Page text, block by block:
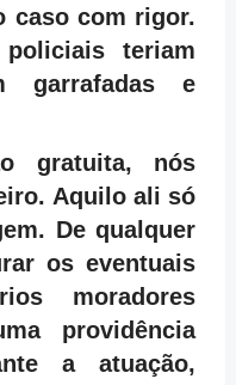
caso com rigor.
teriam
garrafadas e
gratuita, nós
Aquilo ali só
De qualquer
os eventuais
moradores
providência
a atuação,